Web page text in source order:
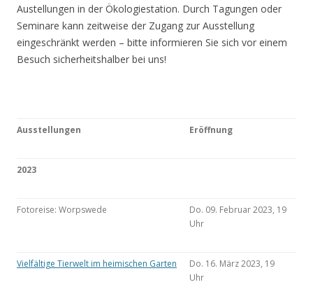
Austellungen in der Ökologiestation. Durch Tagungen oder
Seminare kann zeitweise der Zugang zur Ausstellung
eingeschränkt werden – bitte informieren Sie sich vor einem
Besuch sicherheitshalber bei uns!
Ausstellungen Eröffnung
2023
Fotoreise: Worpswede
Do. 09. Februar 2023, 19
Uhr
Vielfältige Tierwelt im heimischen Garten
Do. 16. März 2023, 19
Uhr